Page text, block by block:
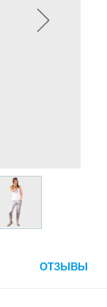
ОТЗЫВЫ